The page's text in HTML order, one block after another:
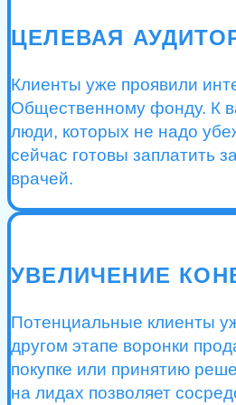
ЦЕЛЕВАЯ
Клиенты уже проявили
Общественному фонду. К
люди, которых не надо
сейчас готовы заплатить
врачей.
УВЕЛИЧЕНИЕ
Потенциальные клиенты
другом этапе воронки
покупке или принятию
на лидах позволяет